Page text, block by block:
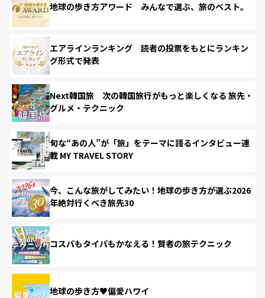
地球の歩き方アワード みんなで選ぶ、旅のベスト。
エアラインランキング 読者の投票をもとにランキン
グ形式で発表
Next韓国旅 次の韓国旅行がもっと楽しくなる 旅先・
グルメ・テクニック
旬な“あの人”が「旅」をテーマに語るインタビュー連
載 MY TRAVEL STORY
今、こんな旅がしてみたい！地球の歩き方が選ぶ2026
年絶対行くべき旅先30
コスパもタイパもかなえる！賢者の旅テクニック
地球の歩き方♥偏愛ハワイ